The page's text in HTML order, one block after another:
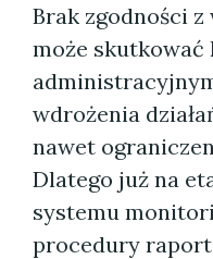
Brak zgodności
może skutkować
wdrożenia
nawet
Dlatego już na
systemu
procedury